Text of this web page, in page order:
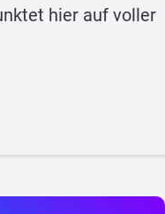
hier auf voller